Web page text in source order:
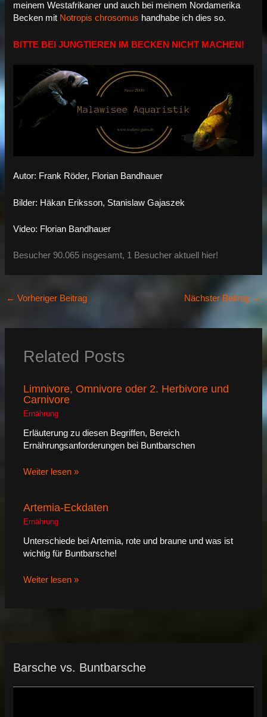
meinem Westafrikaner und auch bei meinem Nordamerika
Becken mit Notropis chrosomus handhabe ich dies so.
BITTE BEI JUNGTIEREN IM BECKEN NICHT MACHEN!
Autor: Frank Röder, Florian Bandhauer
Bilder: Häkan Eriksson, Stanislaw Gajaszek
Video: Florian Bandhauer
Besucher 90.065 insgesamt, 1 Besucher aktuell hier!
← Vorheriger Beitrag Nächster Beitrag →
Related Posts
Limnivore, Omnivore oder 2. Herbivore und
Carnivore
Ernährung
Erläuterung zu diesen Begriffen, Bereich
Ernährungsanforderungen bei Buntbarschen
Weiter lesen »
Artemia-Eckdaten
Ernährung
Unterschiede bei Artemia, rote und braune und was ist
wichtig für Buntbarsche!
Weiter lesen »
Barsche vs. Buntbarsche